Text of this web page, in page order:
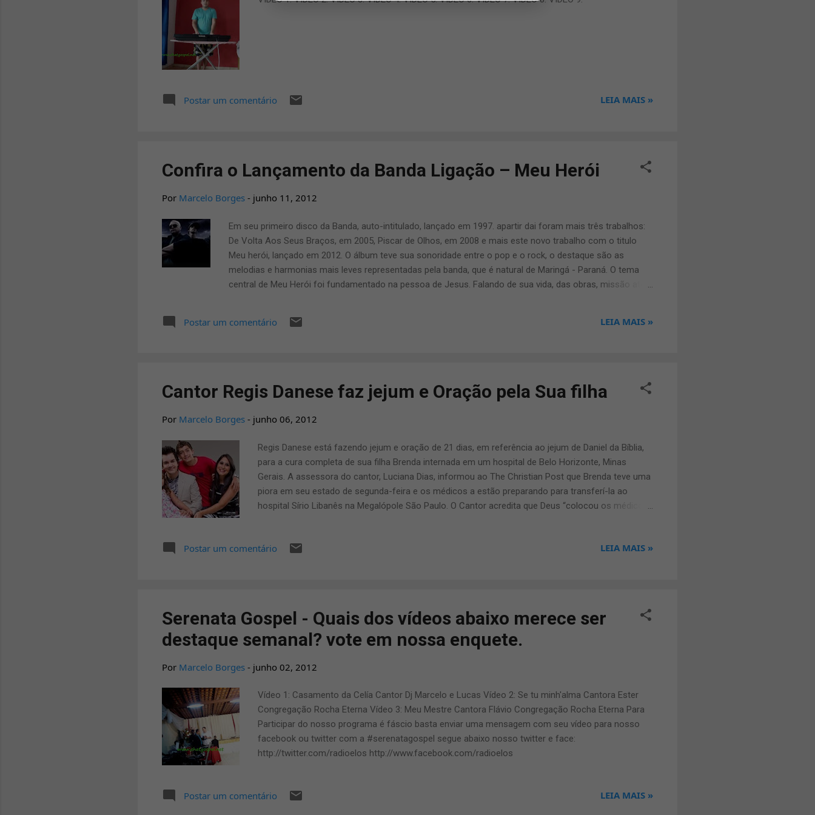
Postar um comentário LEIA MAIS »
Confira o Lançamento da Banda Ligação – Meu Herói
Por Marcelo Borges - junho 11, 2012
Em seu primeiro disco da Banda, auto-intitulado, lançado em 1997. apartir dai foram mais três trabalhos:
De Volta Aos Seus Braços, em 2005, Piscar de Olhos, em 2008 e mais este novo trabalho com o titulo
Meu herói, lançado em 2012. O álbum teve sua sonoridade entre o pop e o rock, o destaque são as
melodias e harmonias mais leves representadas pela banda, que é natural de Maringá - Paraná. O tema
central de Meu Herói foi fundamentado na pessoa de Jesus. Falando de sua vida, das obras, missão até
grupo trabalha para continuar na estrada, cumprindo sua missão. Nome das faixas do CD: 01- Momentos
Postar um comentário LEIA MAIS »
Cantor Regis Danese faz jejum e Oração pela Sua filha
Por Marcelo Borges - junho 06, 2012
Regis Danese está fazendo jejum e oração de 21 dias, em referência ao jejum de Daniel da Bíblia,
para a cura completa de sua filha Brenda internada em um hospital de Belo Horizonte, Minas
Gerais. A assessora do cantor, Luciana Dias, informou ao The Christian Post que Brenda teve uma
piora em seu estado de segunda-feira e os médicos a estão preparando para transferí-la ao
hospital Sírio Libanês na Megalópole São Paulo. O Cantor acredita que Deus “colocou os médicos
sociais que participem também para ajudar a Brenda. Regis tem a esperança de que Brenda receba
Postar um comentário LEIA MAIS »
Serenata Gospel - Quais dos vídeos abaixo merece ser
destaque semanal? vote em nossa enquete.
Por Marcelo Borges - junho 02, 2012
Vídeo 1: Casamento da Celía Cantor Dj Marcelo e Lucas Vídeo 2: Se tu minh'alma Cantora Ester
Congregação Rocha Eterna Vídeo 3: Meu Mestre Cantora Flávio Congregação Rocha Eterna Para
Participar do nosso programa é fáscio basta enviar uma mensagem com seu vídeo para nosso
facebook ou twitter com a #serenatagospel segue abaixo nosso twitter e face:
http://twitter.com/radioelos http://www.facebook.com/radioelos
Postar um comentário LEIA MAIS »